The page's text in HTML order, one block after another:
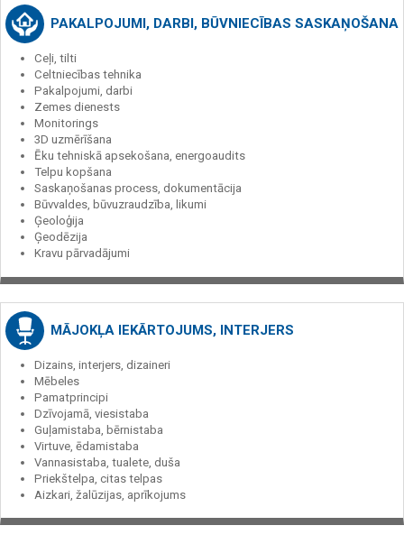
PAKALPOJUMI, DARBI, BŪVNIECĪBAS SASKAŅOŠANA
Ceļi, tilti
Celtniecības tehnika
Pakalpojumi, darbi
Zemes dienests
Monitorings
3D uzmērīšana
Ēku tehniskā apsekošana, energoaudits
Telpu kopšana
Saskaņošanas process, dokumentācija
Būvvaldes, būvuzraudzība, likumi
Ģeoloģija
Ģeodēzija
Kravu pārvadājumi
MĀJOKĻA IEKĀRTOJUMS, INTERJERS
Dizains, interjers, dizaineri
Mēbeles
Pamatprincipi
Dzīvojamā, viesistaba
Guļamistaba, bērnistaba
Virtuve, ēdamistaba
Vannasistaba, tualete, duša
Priekštelpa, citas telpas
Aizkari, žalūzijas, aprīkojums